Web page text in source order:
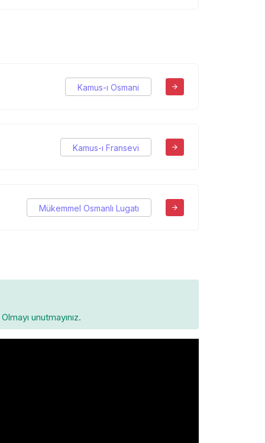
Kamus-ı Osmani
Kamus-ı Fransevi
Mükemmel Osmanlı Lugatı
unutmayınız.